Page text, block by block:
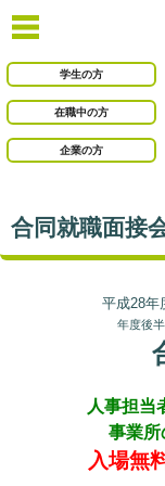
学生の方
在職中の方
企業の方
合同就職面接
平成28年
年度後
人事担当
事業所
入場無